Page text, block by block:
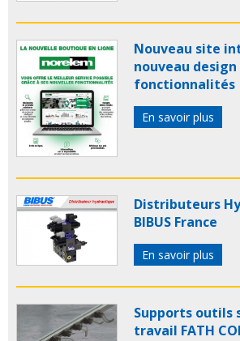
Nouveau site
nouveau
fonctionnalités
En savoir plus
Distributeurs
BIBUS France
En savoir plus
Supports outils
travail FATH